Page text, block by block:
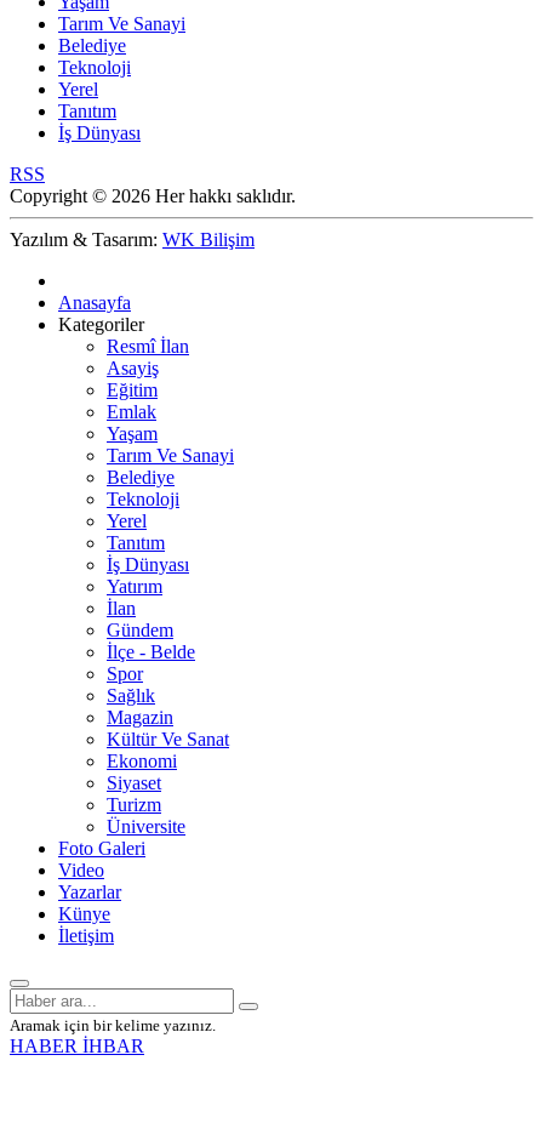
Tarım Ve Sanayi
Belediye
Teknoloji
Yerel
Tanıtım
İş Dünyası
RSS
Copyright © 2026 Her hakkı saklıdır.
Yazılım & Tasarım: WK Bilişim
Anasayfa
Kategoriler
Resmî İlan
Asayiş
Eğitim
Emlak
Yaşam
Tarım Ve Sanayi
Belediye
Teknoloji
Yerel
Tanıtım
İş Dünyası
Yatırım
İlan
Gündem
İlçe - Belde
Spor
Sağlık
Magazin
Kültür Ve Sanat
Ekonomi
Siyaset
Turizm
Üniversite
Foto Galeri
Video
Yazarlar
Künye
İletişim
Aramak için bir kelime yazınız.
HABER İHBAR